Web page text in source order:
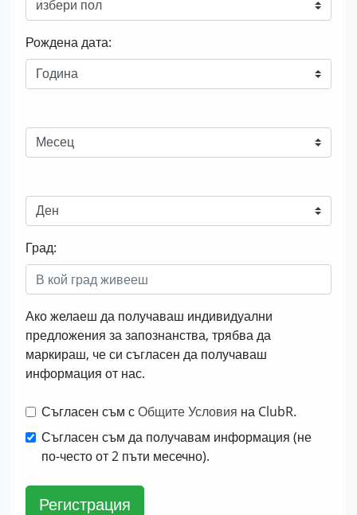
Рождена дата:
Град:
Ако желаеш да получаваш индивидуални
предложения за запознанства, трябва да
маркираш, че си съгласен да получаваш
информация от нас.
Съгласен съм с Общите Условия на ClubR.
Съгласен съм да получавам информация (не
по-често от 2 пъти месечно).
Регистрация